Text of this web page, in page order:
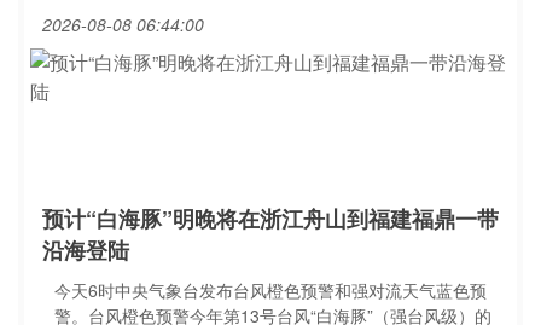
2026-08-08 06:44:00
预计“白海豚”明晚将在浙江舟山到福建福鼎一带
沿海登陆
今天6时中央气象台发布台风橙色预警和强对流天气蓝色预
警。台风橙色预警今年第13号台风“白海豚”（强台风级）的